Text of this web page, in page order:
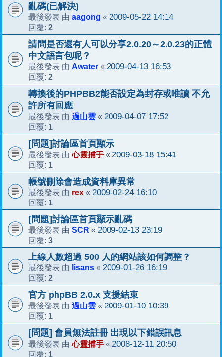
亂碼(已解決)
最後發表 由 aagong « 2009-05-22 14:14
回覆: 2
請問是否還有人可以分享2.0.20～2.0.23的正體
中文語言包呢？
最後發表 由 Awater « 2009-04-13 16:53
回覆: 2
轉換後的PHPBB2能否設定為封存或唯讀 不允
許所有回應
最後發表 由 過山雲 « 2009-04-07 17:52
回覆: 1
[問題]討論區首頁顯示
最後發表 由心靈捕手 « 2009-03-18 15:41
回覆: 1
帳號刪除會造成資料庫異常
最後發表 由 rex « 2009-02-24 16:10
回覆: 1
[問題]討論區首頁顯示亂碼
最後發表 由 SCR « 2009-02-13 23:19
回覆: 3
上線人數超過 500 人的網站該如何調整？
最後發表 由 lisans « 2009-01-26 16:19
回覆: 2
官方 phpBB 2.0.x 支援結束
最後發表 由 過山雲 « 2009-01-10 10:39
回覆: 1
[問題] 會員無法註冊 出現以下錯誤訊息
最後發表 由心靈捕手 « 2008-12-11 20:50
回覆: 1